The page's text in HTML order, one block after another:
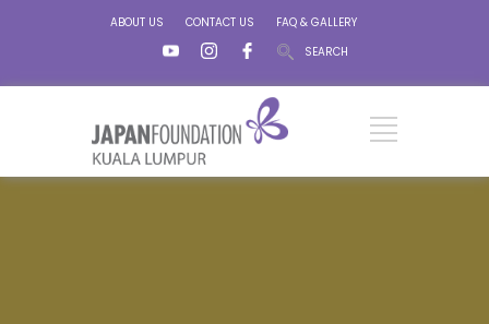
ABOUT US CONTACT US
FAQ & GALLERY
SEARCH